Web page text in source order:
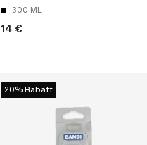
300 ML
14 €
20% Rabatt